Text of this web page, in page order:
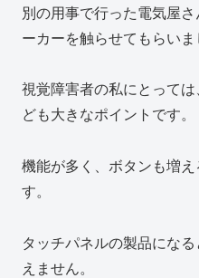
別の用事で行った電気屋
ーカーを触らせてもらいま
視覚障害者の私にとって
ども大きなポイントです。
機能が多く、ボタンも増
す。
タッチパネルの製品にな
えません。